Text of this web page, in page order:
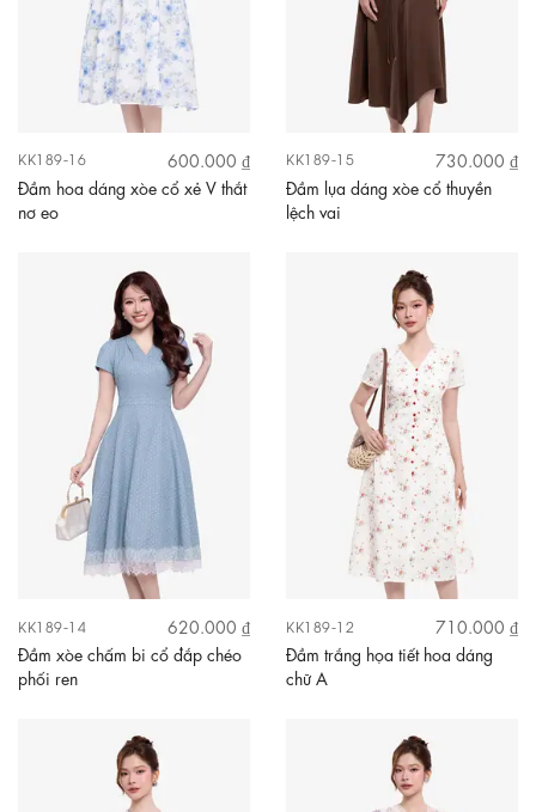
KK189-16
600.000 ₫
Đầm hoa dáng xòe cổ xẻ V thắt
nơ eo
KK189-15
730.000 ₫
Đầm lụa dáng xòe cổ thuyền
lệch vai
KK189-14
620.000 ₫
Đầm xòe chấm bi cổ đắp chéo
phối ren
KK189-12
710.000 ₫
Đầm trắng họa tiết hoa dáng
chữ A